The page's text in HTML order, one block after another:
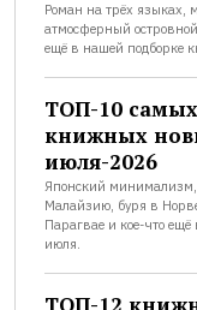
Роман на трёх языках,
атмосферный
ещё в нашей подборке
ТОП-10
книжных
июля-2026
Японский минимализм,
Малайзию, буря в
Парагвае и кое-что
июля.